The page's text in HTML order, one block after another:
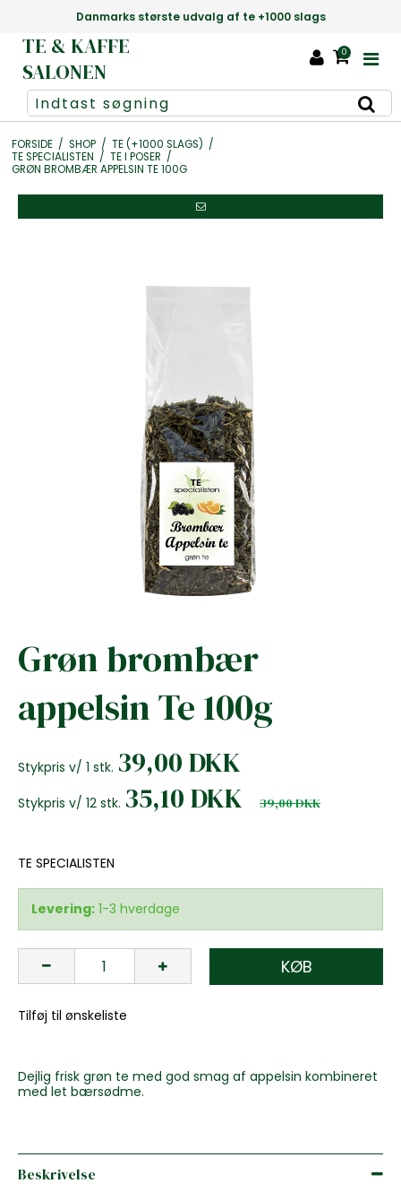
Danmarks største udvalg af te +1000 slags
TE & KAFFE
SALONEN
0
FORSIDE / SHOP / TE (+1000 SLAGS) /
TE SPECIALISTEN / TE I POSER /
GRØN BROMBÆR APPELSIN TE 100G
Grøn brombær
appelsin Te 100g
Stykpris v/ 1 stk. 39,00 DKK
Stykpris v/ 12 stk. 35,10 DKK 39,00 DKK
TE SPECIALISTEN
Levering: 1-3 hverdage
KØB
Tilføj til ønskeliste
Dejlig frisk grøn te med god smag af appelsin kombineret
med let bærsødme.
Beskrivelse